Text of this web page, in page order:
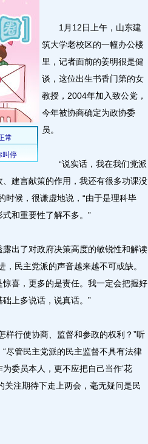
1月12日上午，山东建
筑大学老校区的一幢办公楼
里，记者面前的姜明很是健
谈，这位出生书香门第的女
教授，2004年加入致公党，
今年被协商确定为政协委
员。
“说实话，我在我们党派
建言献策的作用，我还有很多功课没
时候，很谦虚地说，“由于是理科毕
和重要性了解不多。”
出了对政府决策高度的敏锐性和解读
民主党派的声音越来越不可或缺。
喜，更多的是责任。我一定会把握好
上多说话，说真话。”
行使协商、监督和参政的权利？”听
尽管民主党派的民主监督不具有法律
委员本人，更不应把自己当作‘花
关注期待下走上两会，毫无疑问是民